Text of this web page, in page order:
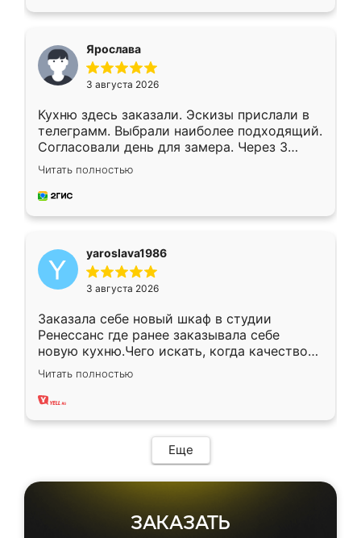
Ярослава
3 августа 2026
Кухню здесь заказали. Эскизы прислали в
телеграмм. Выбрали наиболее подходящий.
Согласовали день для замера. Через 3
недели кухня была уже готова. Остались
довольны работой. Спасибо Ренессанс
мебель за качественную работу!
Читать полностью
yaroslava1986
3 августа 2026
Заказала себе новый шкаф в студии
Ренессанс где ранее заказывала себе
новую кухню.Чего искать, когда качеством
вполне довольна. Служит кухня уже почти
два года, нареканий нет.
Читать полностью
Еще
ЗАКАЗАТЬ